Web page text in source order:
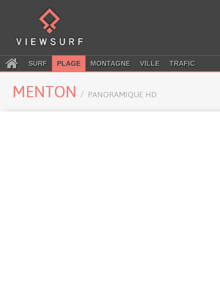
SURF PLAGE MONTAGNE VILLE TRAFIC
MENTON PANORAMIQUE HD